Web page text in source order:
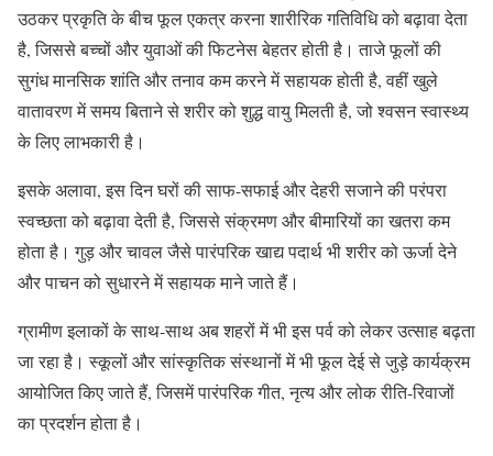
उठकर प्रकृति के बीच फूल एकत्र करना शारीरिक गतिविधि को बढ़ावा देता
है, जिससे बच्चों और युवाओं की फिटनेस बेहतर होती है। ताजे फूलों की
सुगंध मानसिक शांति और तनाव कम करने में सहायक होती है, वहीं खुले
वातावरण में समय बिताने से शरीर को शुद्ध वायु मिलती है, जो श्वसन स्वास्थ्य
के लिए लाभकारी है।
इसके अलावा, इस दिन घरों की साफ-सफाई और देहरी सजाने की परंपरा
स्वच्छता को बढ़ावा देती है, जिससे संक्रमण और बीमारियों का खतरा कम
होता है। गुड़ और चावल जैसे पारंपरिक खाद्य पदार्थ भी शरीर को ऊर्जा देने
और पाचन को सुधारने में सहायक माने जाते हैं।
ग्रामीण इलाकों के साथ-साथ अब शहरों में भी इस पर्व को लेकर उत्साह बढ़ता
जा रहा है। स्कूलों और सांस्कृतिक संस्थानों में भी फूल देई से जुड़े कार्यक्रम
आयोजित किए जाते हैं, जिसमें पारंपरिक गीत, नृत्य और लोक रीति-रिवाजों
का प्रदर्शन होता है।